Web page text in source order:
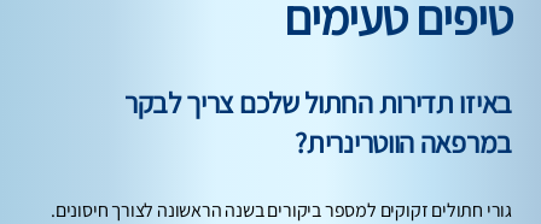
טיפים טעימים
באיזו תדירות החתול שלכם צריך לבקר
במרפאה הווטרינרית?
גורי חתולים זקוקים למספר ביקורים בשנה הראשונה לצורך חיסונים.